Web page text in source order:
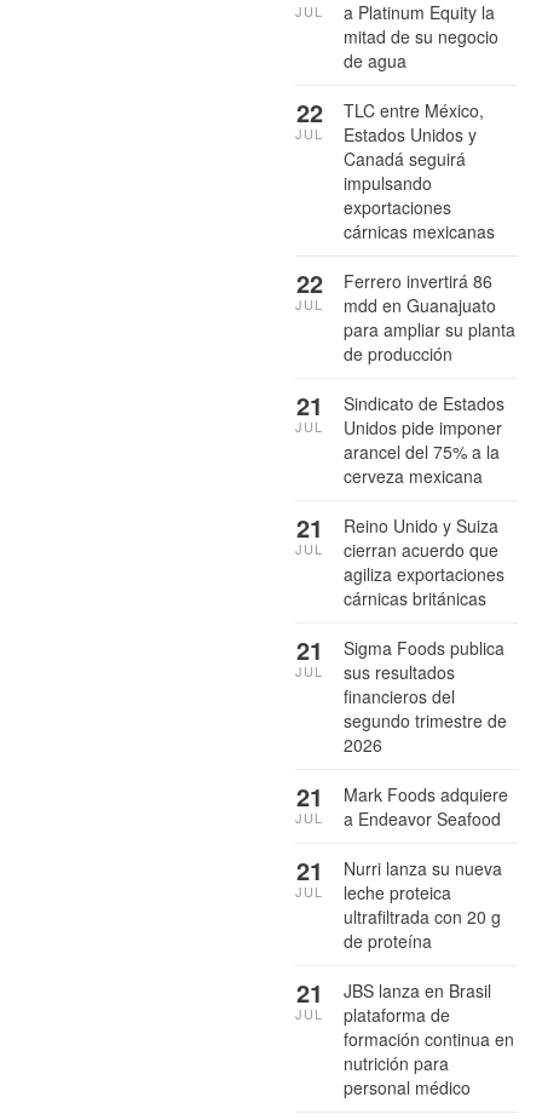
a Platinum Equity la
mitad de su negocio
de agua
JUL
TLC entre México,
Estados Unidos y
Canadá seguirá
impulsando
exportaciones
cárnicas mexicanas
22
JUL
Ferrero invertirá 86
mdd en Guanajuato
para ampliar su planta
de producción
22
JUL
Sindicato de Estados
Unidos pide imponer
arancel del 75% a la
cerveza mexicana
21
JUL
Reino Unido y Suiza
cierran acuerdo que
agiliza exportaciones
cárnicas británicas
21
JUL
Sigma Foods publica
sus resultados
financieros del
segundo trimestre de
2026
21
JUL
Mark Foods adquiere
a Endeavor Seafood
21
JUL
Nurri lanza su nueva
leche proteica
ultrafiltrada con 20 g
de proteína
21
JUL
JBS lanza en Brasil
plataforma de
formación continua en
nutrición para
personal médico
21
JUL